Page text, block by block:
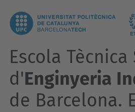
Escola
d'Enginyeria
de Barcelona.